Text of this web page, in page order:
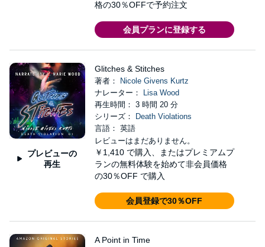
格の30％OFFで予約注文
会員プランに登録する
プレビューの
再生
Glitches & Stitches
著者：
Nicole Givens Kurtz
ナレーター：
Lisa Wood
再生時間： 3 時間 20 分
シリーズ：
Death Violations
言語： 英語
レビューはまだありません。
￥1,410 で購入、またはプレミアムプ
ランの無料体験を始めて非会員価格
の30％OFF で購入
会員登録で30％OFF
A Point in Time